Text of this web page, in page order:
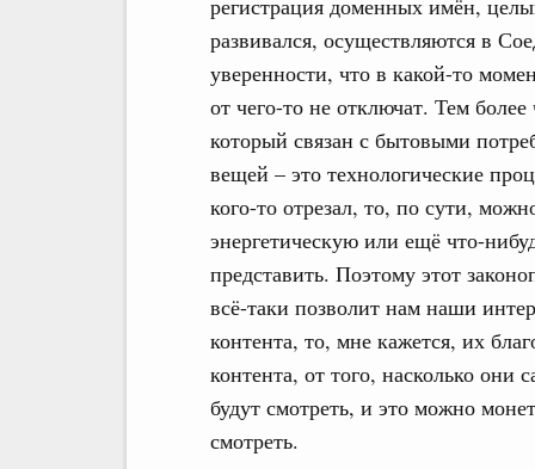
регистрация доменных имён,
развивался, осуществляются в
уверенности, что в какой-то
от чего-то не отключат. Тем
который связан с бытовыми
вещей – это технологические
кого-то отрезал, то, по сути,
энергетическую или ещё что-
представить. Поэтому этот
всё-таки позволит нам наши
контента, то, мне кажется, их
контента, от того, насколько
будут смотреть, и это можно
смотреть.